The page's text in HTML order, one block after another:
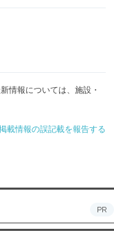
情報については、施設・
載情報の誤記載を報告する
PR